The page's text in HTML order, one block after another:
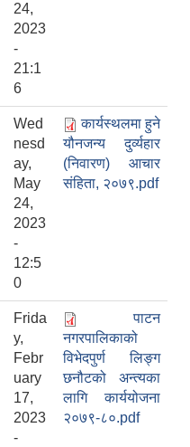
24,
2023
-
21:1
6
Wed
nesd
ay,
May
24,
2023
-
12:5
0
कार्यस्‍थलमा हुने
यौनजन्‍य दुर्व्यहार
(निवारण) आचार
संहिता, २०७९.pdf
Frida
y,
Febr
uary
17,
2023
-
पाटन
नगरपालिकाको
विभेदपुर्ण लिङ्ग
छनौटको अन्‍त्यका
लागि कार्ययोजना
२०७९-८०.pdf